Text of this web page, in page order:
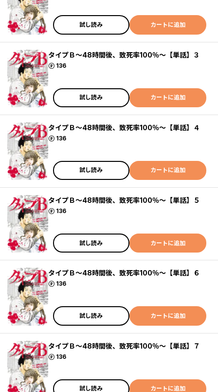
試し読み カートに追加
タイプＢ～48時間後、致死率100％～【単話】３
136
ポイント
試し読み カートに追加
タイプＢ～48時間後、致死率100％～【単話】４
136
ポイント
試し読み カートに追加
タイプＢ～48時間後、致死率100％～【単話】５
136
ポイント
試し読み カートに追加
タイプＢ～48時間後、致死率100％～【単話】６
136
ポイント
試し読み カートに追加
タイプＢ～48時間後、致死率100％～【単話】７
136
ポイント
試し読み カートに追加